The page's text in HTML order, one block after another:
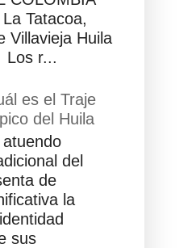
Tatacoa,
Villavieja Huila
r...
es el Traje
del Huila
atuendo
del
de
la
sus